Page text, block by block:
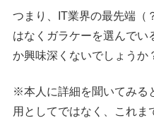
つまり、IT業界の最先端（
はなくガラケーを選んでい
か興味深くないでしょうか
※本人に詳細を聞いてみる
用としてではなく、これ